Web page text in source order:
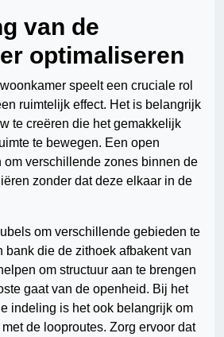
van de
optimaliseren
speelt een cruciale rol
ruimtelijk effect. Het is belangrijk
te creëren die het gemakkelijk
te bewegen. Een open
verschillende zones binnen de
zonder dat deze elkaar in de
om verschillende gebieden te
bank die de zithoek afbakent van
om structuur aan te brengen
gaat van de openheid. Bij het
indeling is het ook belangrijk om
de looproutes. Zorg ervoor dat